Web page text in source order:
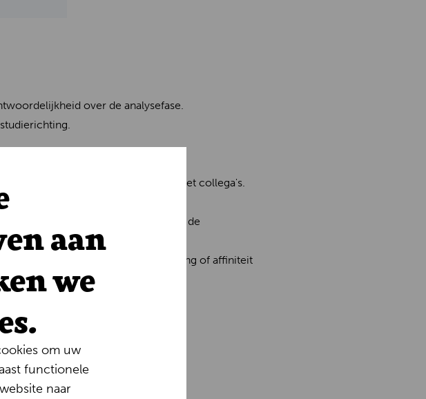
over de analysefase.
hebt oog voor detail.
manier kan samenwerken met collega's.
te vertalen in een ontwerp voor de
de developers.
verschillende stakeholders. Ervaring of affiniteit
job-done”-mentaliteit.
aan
we
om uw
functionele
naar